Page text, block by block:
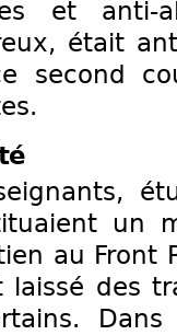
et anti-
était
second
un
au Front
laissé des